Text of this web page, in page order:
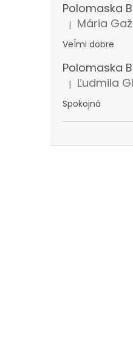
Hodnotenie
| Mária
Veĺmi dobre
Hodnotenie
| Ľudmila
Spokojná